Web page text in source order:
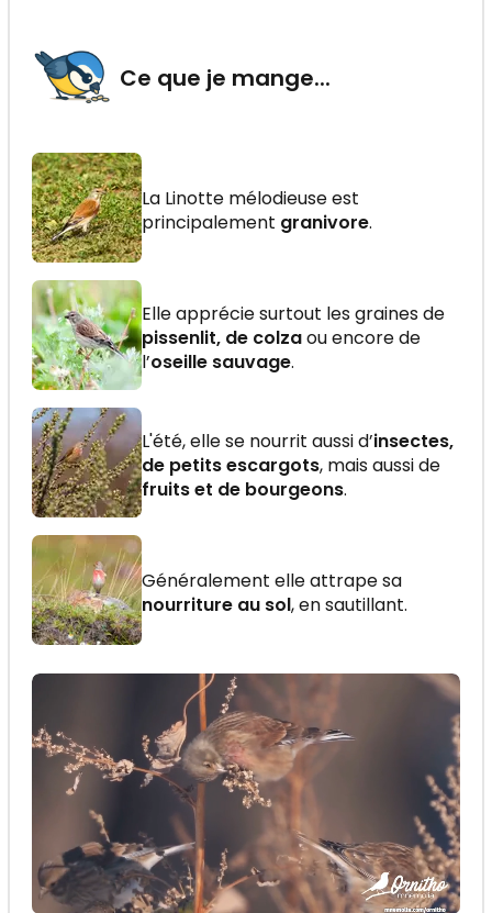
Ce que je mange...
La Linotte mélodieuse est
principalement granivore.
Elle apprécie surtout les graines de
pissenlit, de colzaou encore de
l’oseille sauvage.
L'été, elle se nourrit aussi d’insectes,
de petits escargots, mais aussi de
fruits et de bourgeons.
Généralement elle attrape sa
nourriture au sol, en sautillant.